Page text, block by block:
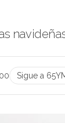
Sigue a